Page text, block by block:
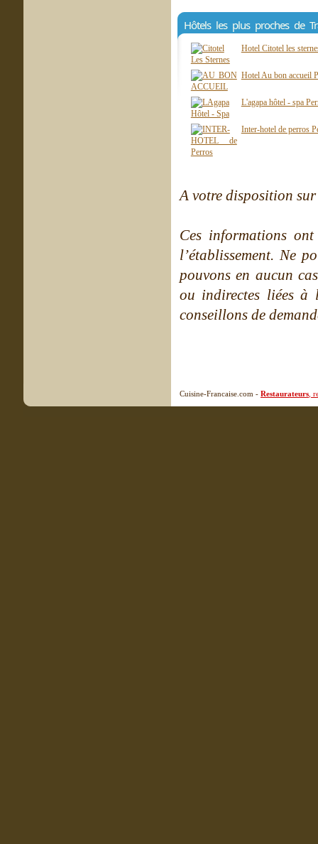
Hôtels les plus proches de
Hotel Citotel les
Hotel Au bon accueil
L'agapa hôtel - spa
Inter-hotel de perros
A votre disposition
Ces informations
l’établissement. Ne
pouvons en aucun
ou indirectes liées à
conseillons de
Cuisine-Francaise.com - Restaurateurs ,